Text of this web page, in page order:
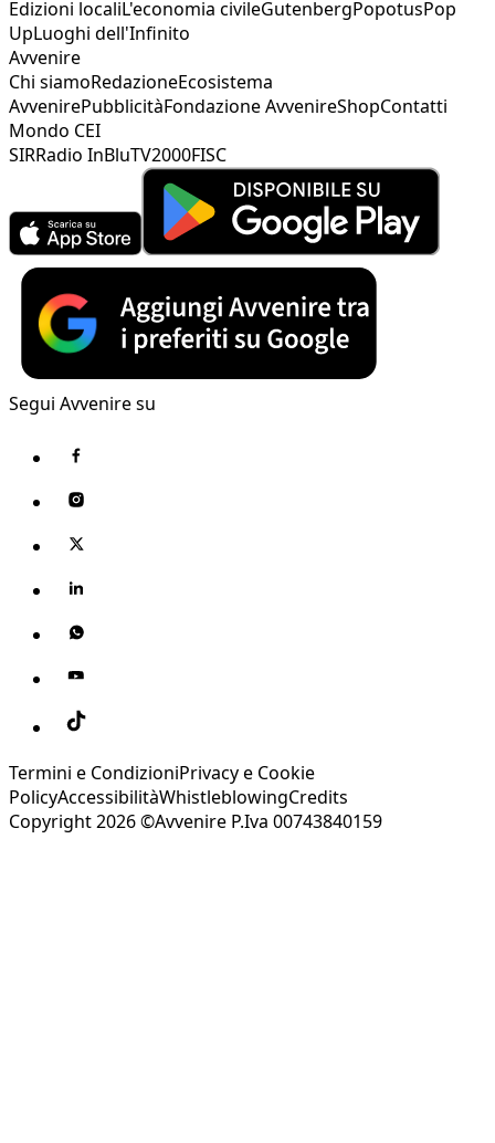
Edizioni localiL'economia civileGutenbergPopotusPop
UpLuoghi dell'Infinito
Avvenire
Chi siamoRedazioneEcosistema
AvvenirePubblicitàFondazione AvvenireShopContatti
Mondo CEI
SIRRadio InBluTV2000FISC
Segui Avvenire su
Termini e CondizioniPrivacy e Cookie
PolicyAccessibilitàWhistleblowingCredits
Copyright 2026 ©Avvenire P.Iva 00743840159